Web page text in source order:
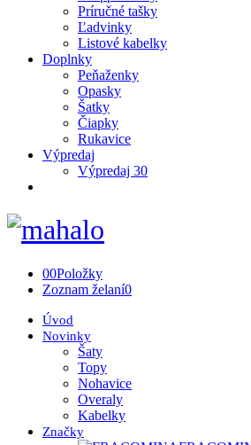
Príručné tašky
Ľadvinky
Listové kabelky
Doplnky
Peňaženky
Opasky
Šatky
Čiapky
Rukavice
Výpredaj
Výpredaj 30
00Položky
Zoznam želaní0
Úvod
Novinky
Šaty
Topy
Nohavice
Overaly
Kabelky
Značky